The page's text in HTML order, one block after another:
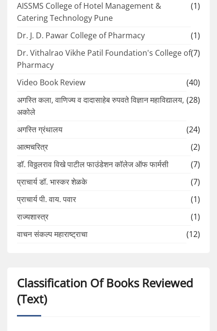
AISSMS College of Hotel Management &
Catering Technology Pune
(1)
Dr. J. D. Pawar College of Pharmacy
(1)
Dr. Vithalrao Vikhe Patil Foundation's College of
Pharmacy
(7)
Video Book Review
(40)
अगस्ति कला, वाणिज्य व दादासाहेब रुपवते विज्ञान महाविद्यालय,
अकोले
(28)
अगस्ति ग्रंथालय
(24)
आत्मचरित्र
(2)
डॉ. विठ्ठलराव विखे पाटील फाउंडेशन कॉलेज ऑफ फार्मसी
(7)
प्राचार्य डॉ. भास्कर शेळके
(7)
प्राचार्य पी. वाय. पवार
(1)
राज्यशास्त्र
(1)
वाचन संकल्प महाराष्ट्राचा
(12)
Classification Of Books Reviewed
(Text)